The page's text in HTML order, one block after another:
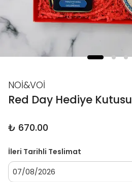
NOİ&VOİ
Red Day Hediye Kutusu
₺ 670.00
İleri Tarihli Teslimat